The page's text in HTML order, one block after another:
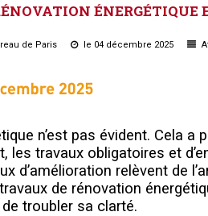
ÉNERGÉTIQUE
de Paris le 04 décembre 2025
n’est pas évident. Cela a
travaux obligatoires et
d’amélioration relèvent de
de rénovation
troubler sa clarté.